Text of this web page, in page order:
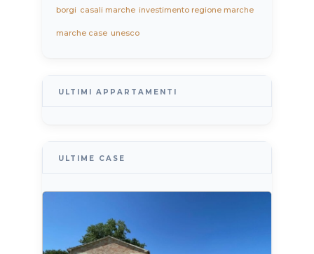
borgi casali marche investimento regione marche
marche case unesco
ULTIMI APPARTAMENTI
ULTIME CASE